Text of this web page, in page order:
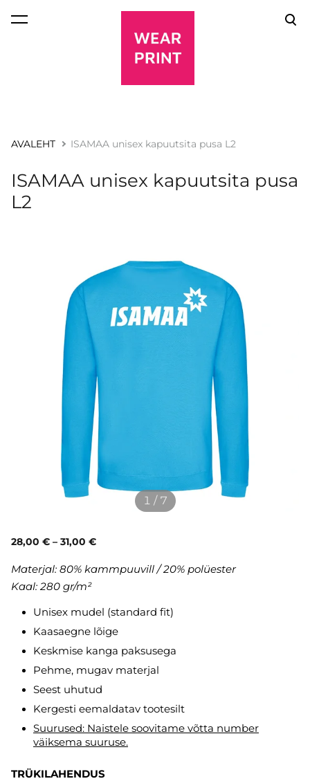
lisati ostukorvi.
AVALEHT ISAMAA unisex kapuutsita pusa L2
ISAMAA unisex kapuutsita pusa
L2
1 / 7
28,00 € – 31,00 €
Materjal: 80% kammpuuvill / 20% polüester
Kaal: 280 gr/m²
Unisex mudel (standard fit)
Kaasaegne lõige
Keskmise kanga paksusega
Pehme, mugav materjal
Seest uhutud
Kergesti eemaldatav tootesilt
Suurused: Naistele soovitame võtta number
väiksema suuruse.
TRÜKILAHENDUS